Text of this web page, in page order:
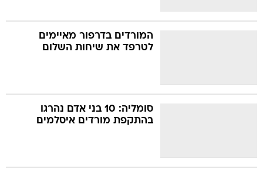
המורדים בדרפור מאיימים
לטרפד את שיחות השלום
סומליה: 10 בני אדם נהרגו
בהתקפת מורדים איסלמים